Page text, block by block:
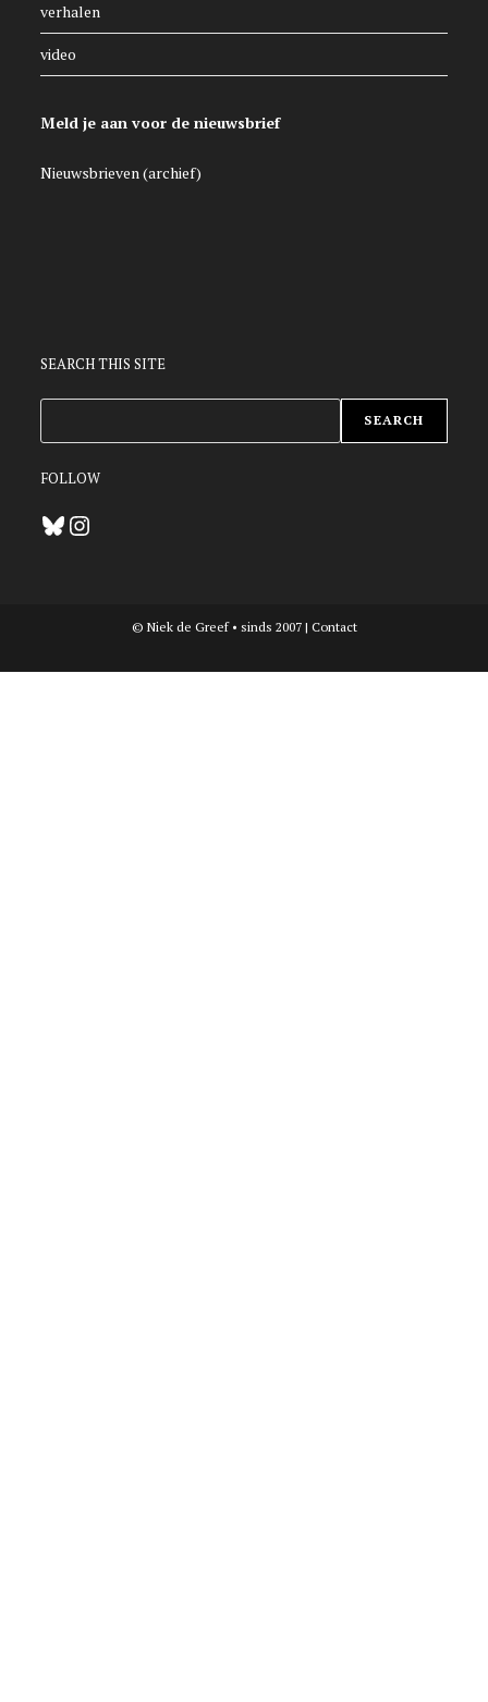
verhalen
video
Meld je aan voor de nieuwsbrief
Nieuwsbrieven (archief)
SEARCH THIS SITE
SEARCH
FOLLOW
BlueskyInstagram
© Niek de Greef • sinds 2007 | Contact